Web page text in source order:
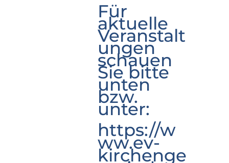
Für
aktuelle
Veranstalt
ungen
schauen
Sie bitte
unten
bzw.
unter:
https://w
ww.ev-
kirchenge